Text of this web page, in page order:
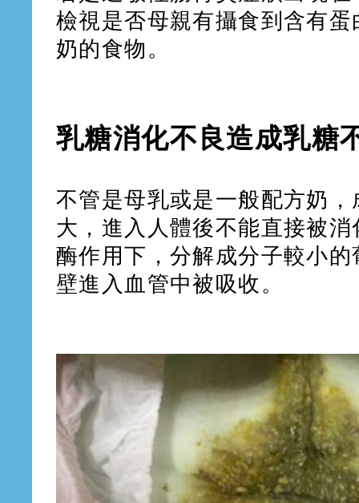
檢視是否母親有攝食到含有
奶的食物。
乳糖消化不良造成乳糖
不管是母乳或是一般配方奶
大，進入人體後不能直接被
酶作用下，分解成分子較小
壁進入血管中被吸收。